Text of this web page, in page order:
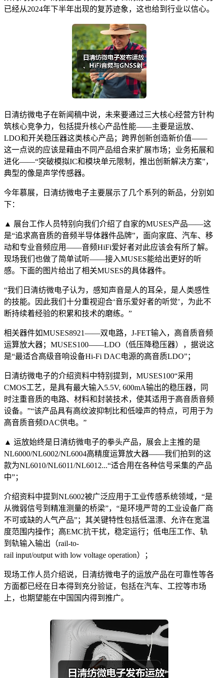
已经从2024年下半年出现的复苏迹象，这也给到行业以信心。
日清纺微电子在新闻稿中说，未来要通过三大核心经营方针构
筑核心竞争力，包括提升核心产品性能——主要是运放、
LDO和开关稳压器这类核心产品；跨界创新创造新价值——
这一点说的应该是藉由不同产品组合来扩展市场；业务拓展和
进化——“突破模拟IC和模块单元限制，推出创新解决方案”，
典型的像是声学传感器。
今年慕展，日清纺微电子主要展示了几个系列的新品，分别如
下：
▲ 展台工作人员特别向我们介绍了自家的MUSES产品——这
是“追求高音质的音频半导体器件品牌”，面向家庭、汽车、移
动和专业音频应用——音频HiFi爱好者对此应该会有所了解。
现场我们也做了简单试听——接入MUSES能给出更好的听
感。下面的图片给出了相关MUSES的具体器件。
“我们日清纺微电子认为，感知声音是人的耳朵，是人类感性
的技能。因此我们十分重视迎合‘音乐爱好者的听觉’，为此不
断持续着经验的积累和技术的磨练。”
相关器件如MUSES8921——双电路，J-FET输入，高音质音频
运算放大器；MUSES100——LDO（低压降稳压器），据说这
是“最适合高级音响设备Hi-Fi DAC电源的高音质LDO”；
日清纺微电子的介绍资料中特别提到，MUSES100“采用
CMOS工艺，是具有最大输入5.5V, 600mA输出的稳压器，同
时注重音质的电路、材料和封装技术，使其适用于高音质音频
设备。”“该产品具有高纹波抑制比和低噪声的特点，可用于为
高音质音频DAC供电。”
▲ 运放始终是日清纺微电子的拳头产品，展会上主推的是
NL6000/NL6002/NL6004高精度运算放大器——我们拍到的这
款为NL6010/NL6011/NL6012...“适合用在各种信号采集的产品
中”；
介绍资料中提到NL6002被广泛应用于工业传感系统领域，“是
从微弱信号到精准测量的桥梁”，“是环境严苛的工业设备厂商
不可或缺的人气产品”；其关键特性包括低温漂、允许在宽温
度范围内操作；高EMC抗干扰，稳定运行；低电压工作、轨
到轨输入输出（rail-to-
rail input/output with low voltage operation）；
现场工作人员介绍说，日清纺微电子的运放产品在可靠性等各
方面都已经在日本得到充分验证，包括在汽车、工控等市场
上，也期望能在中国国内得到推广。